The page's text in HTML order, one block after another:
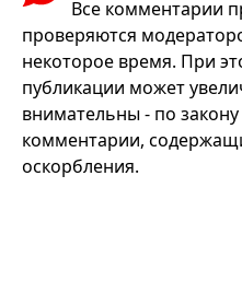
Все комментарии
проверяются
некоторое время. При
публикации может
внимательны - по
комментарии,
оскорбления.